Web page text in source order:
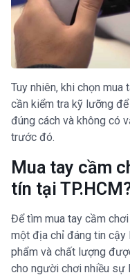
Tuy nhiên, khi chọn
cần kiểm tra kỹ lưỡng
đúng cách và không có
trước đó.
Mua tay cầm
tín tại
Để tìm mua tay cầm
một địa chỉ đáng tin cậy
phẩm và chất lượng
cho người chơi nhiều sự